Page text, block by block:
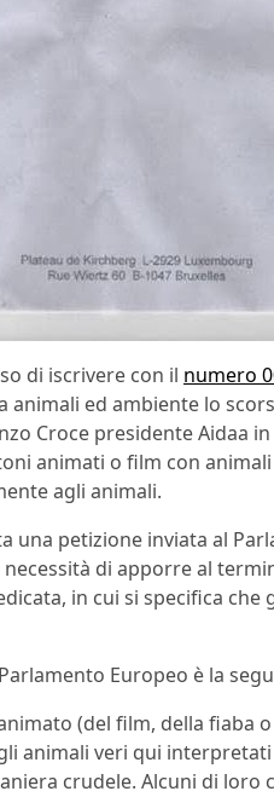
di iscrivere con il numero
animali ed ambiente lo
Croce presidente Aidaa
animati o film con
agli animali.
una petizione inviata al
di apporre al
in cui si specifica
Europeo è la
(del film, della fiaba
animali veri qui
crudele. Alcuni di loro